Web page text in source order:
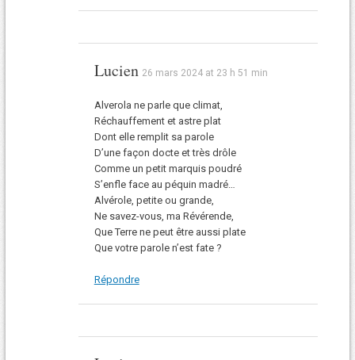
Lucien 26 mars 2024 at 23 h 51 min
Alverola ne parle que climat,
Réchauffement et astre plat
Dont elle remplit sa parole
D’une façon docte et très drôle
Comme un petit marquis poudré
S’enfle face au péquin madré…
Alvérole, petite ou grande,
Ne savez-vous, ma Révérende,
Que Terre ne peut être aussi plate
Que votre parole n’est fate ?
Répondre